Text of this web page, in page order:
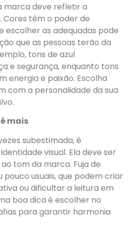
marca deve refletir a
Cores têm o poder de
escolher as adequadas pode
que as pessoas terão da
tons de azul
e segurança, enquanto tons
energia e paixão. Escolha
com a personalidade da sua
mais
subestimada, é
visual. Ela deve ser
tom da marca. Fuja de
usuais, que podem criar
ou dificultar a leitura em
boa dica é escolher no
para garantir harmonia